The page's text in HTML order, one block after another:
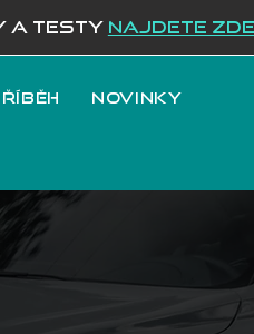
A TESTY NAJDETE ZDE
Novinky